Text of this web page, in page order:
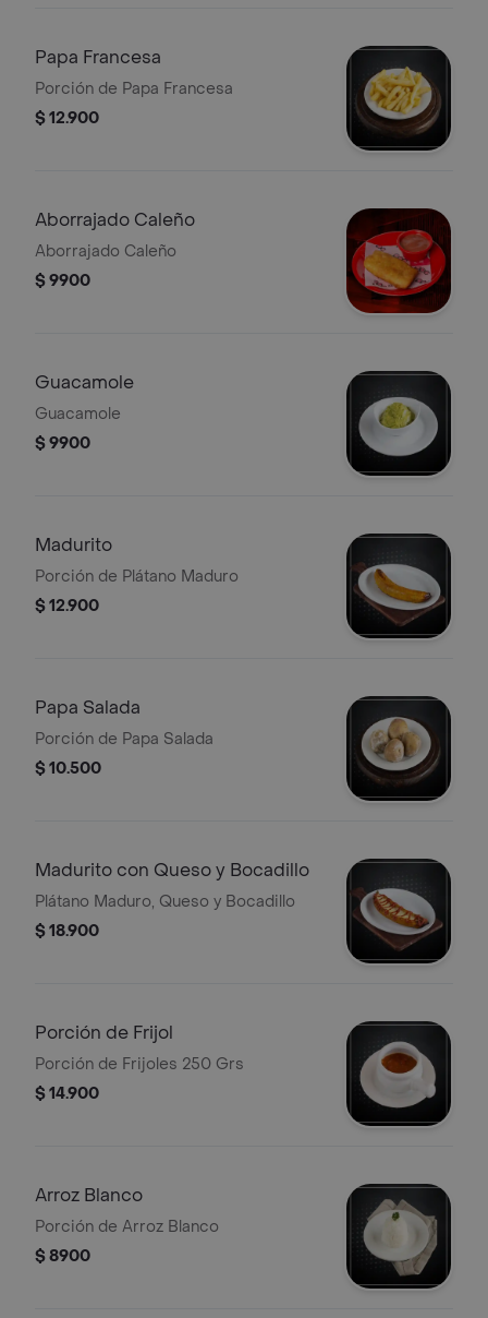
Papa Francesa
Porción de Papa Francesa
$ 12.900
Aborrajado Caleño
Aborrajado Caleño
$ 9900
Guacamole
Guacamole
$ 9900
Madurito
Porción de Plátano Maduro
$ 12.900
Papa Salada
Porción de Papa Salada
$ 10.500
Madurito con Queso y Bocadillo
Plátano Maduro, Queso y Bocadillo
$ 18.900
Porción de Frijol
Porción de Frijoles 250 Grs
$ 14.900
Arroz Blanco
Porción de Arroz Blanco
$ 8900